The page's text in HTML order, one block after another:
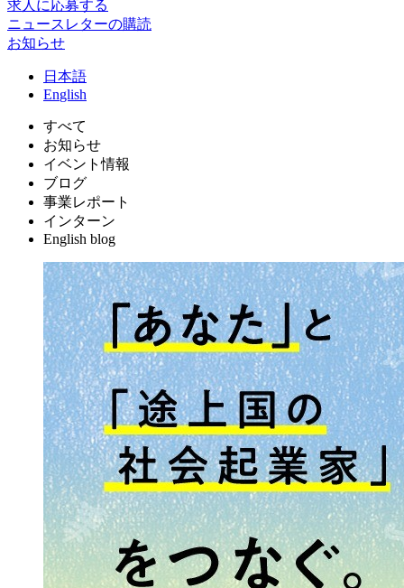
求人に応募する
ニュースレターの購読
お知らせ
日 本語
English
すべて
お知らせ
イベント情報
ブログ
事業レポート
インターン
English blog